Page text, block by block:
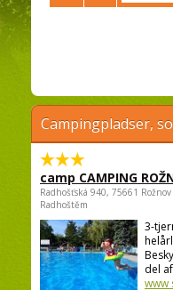
Campingpladser,
camp CAMPING
Radhošťská 940, 75661 Rožnov
Radhoštěm
3-
del
www